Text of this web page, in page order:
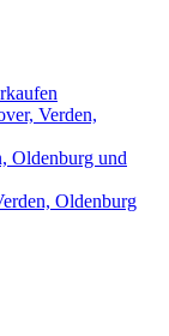
Verden,
Oldenburg und
Oldenburg